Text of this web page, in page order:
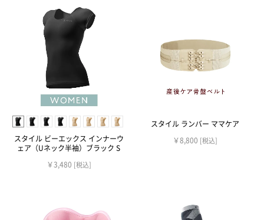
スタイル ビーエックス インナーウ
ェア（Uネック半袖）ブラック S
￥3,480 [税込]
スタイル ランバー ママケア
￥8,800 [税込]